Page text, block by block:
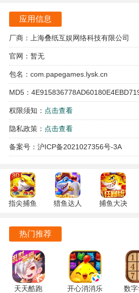
和个性，玩家可以根据自己的喜好选
精美的插画和动态场景设计让玩家仿
幻世界，感受到未来科技与浪漫情感
游戏采用了多线性剧情发展，玩家
续的故事走向，增强了游戏的重玩价
定期推出的限时活动与丰富的节日
的互动机会和独特的奖励，增添了游
游戏特色
游戏中设有多样化的互动玩法，玩
物等方式来增进与角色的关系，体验
发挥自己的想象力和创造力。
游戏背景设定在浩瀚的宇宙中，玩家
进行星际探险，收集资源，拓展自己
丰富的音乐和音效设计为游戏增添了
应用信息
厂商：上海叠纸互娱网络科技有限公司
官网：暂无
包名：com.papegames.lysk.cn
MD5：
权限须知： 点击查看
隐私政策： 点击查看
备案号：沪ICP备2021027356号-3A
指尖捕鱼
安卓版
猎鱼达人
卓版
捕鱼大决
热门推荐
天天酷跑
开心消消乐
数